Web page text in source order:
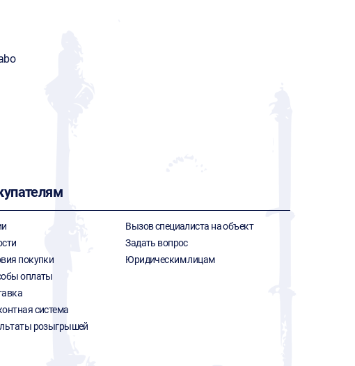
покупки
оплаты
система
розыгрышей
Вызов специалиста на объект
Задать вопрос
Юридическим лицам